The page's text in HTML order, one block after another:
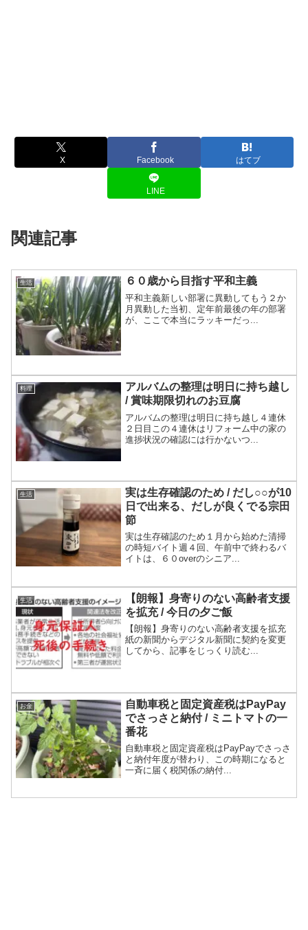
X Facebook はてブ
LINE
関連記事
生活 ６０歳から目指す平和主義
平和主義新しい部署に異動してもう２か
月異動した当初、定年前最後の年の部署
が、ここで本当にラッキーだっ...
料理
アルバムの整理は明日に持ち越し
/ 賞味期限切れのお豆腐
アルバムの整理は明日に持ち越し４連休
２日目この４連休はリフォーム中の家の
進捗状況の確認には行かないつ...
生活
実は生存確認のため / だし○○が10
日で出来る、だしが良くでる宗田
節
実は生存確認のため１月から始めた清掃
の時短バイト週４回、午前中で終わるバ
イトは、６０overのシニア...
生活
【朗報】身寄りのない高齢者支援
を拡充 / 今日の夕ご飯
【朗報】身寄りのない高齢者支援を拡充
紙の新聞からデジタル新聞に契約を変更
してから、記事をじっくり読む...
お金
自動車税と固定資産税はPayPay
でさっさと納付 / ミニトマトの一
番花
自動車税と固定資産税はPayPayでさっさ
と納付年度が替わり、この時期になると
一斉に届く税関係の納付...